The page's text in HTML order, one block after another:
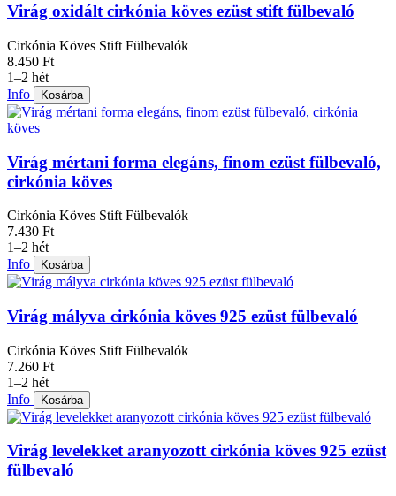
Virág oxidált cirkónia köves ezüst stift fülbevaló
Cirkónia Köves Stift Fülbevalók
8.450 Ft
1–2 hét
Info
Kosárba
Virág mértani forma elegáns, finom ezüst fülbevaló,
cirkónia köves
Cirkónia Köves Stift Fülbevalók
7.430 Ft
1–2 hét
Info
Kosárba
Virág mályva cirkónia köves 925 ezüst fülbevaló
Cirkónia Köves Stift Fülbevalók
7.260 Ft
1–2 hét
Info
Kosárba
Virág levelekket aranyozott cirkónia köves 925 ezüst
fülbevaló